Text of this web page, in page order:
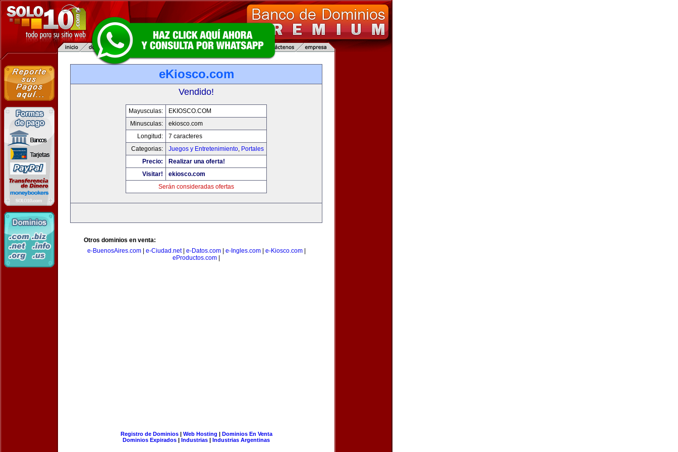
eKiosco.com
Vendido!
Mayusculas:
EKIOSCO.COM
Minusculas:
ekiosco.com
Longitud:
7 caracteres
Categorias:
Juegos y Entretenimiento, Portales
Precio:
Realizar una oferta!
Visitar!
ekiosco.com
Serán consideradas ofertas
Otros dominios en venta:
e-BuenosAires.com| e-Ciudad.net| e-Datos.com| e-Ingles.com| e-Kiosco.com|
eProductos.com
Registro de Dominios| Web Hosting | Dominios En Venta
Dominios Expirados | Industrias | Industrias Argentinas